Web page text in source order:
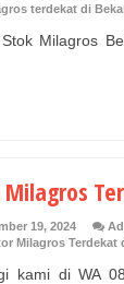
terdekat di
Milagros
Milagros
19, 2024
Milagros Terdekat
kami di WA